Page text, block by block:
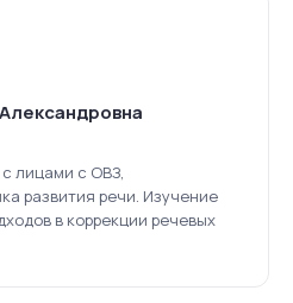
лицами с ОВЗ,
развития речи. Изучение
в коррекции речевых